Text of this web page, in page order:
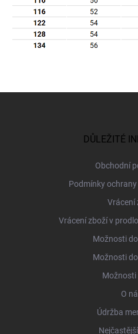
DŮLEŽITÉ
Obchodní
Podmínky
Vrácení
Vrácení zboží v
Možnosti
Možnosti
O
Údržba